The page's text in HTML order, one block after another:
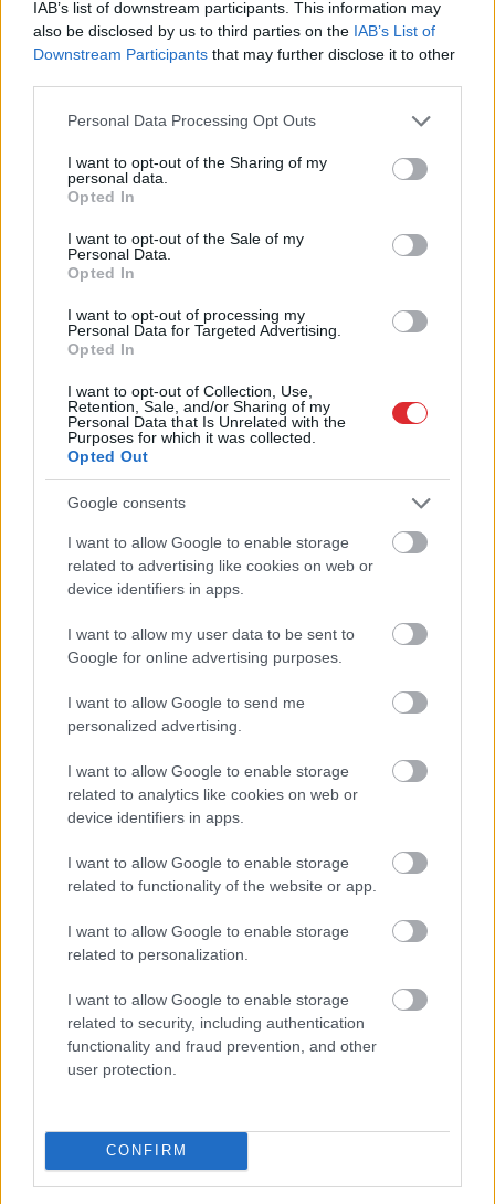
IAB’s list of downstream participants. This information may
also be disclosed by us to third parties on the IAB’s List of
Downstream Participants that may further disclose it to other
Please note that this website/app uses one or more Google
not limited to your visit or usage behaviour. You may click to
grant or deny consent to Google and its third-party tags to
use your data for below specified purposes in below Google
consent section.
Personal Data Processing Opt Outs
I want to opt-out of the Sharing of my
personal data.
Opted In
I want to opt-out of the Sale of my
Personal Data.
Opted In
I want to opt-out of processing my
Personal Data for Targeted Advertising.
Opted In
I want to opt-out of Collection, Use,
Retention, Sale, and/or Sharing of my
Personal Data that Is Unrelated with the
Purposes for which it was collected.
Opted Out
Google consents
I want to allow Google to enable storage
related to advertising like cookies on web or
device identifiers in apps.
I want to allow my user data to be sent to
Google for online advertising purposes.
I want to allow Google to send me
personalized advertising.
I want to allow Google to enable storage
related to analytics like cookies on web or
device identifiers in apps.
I want to allow Google to enable storage
related to functionality of the website or app.
I want to allow Google to enable storage
related to personalization.
I want to allow Google to enable storage
related to security, including authentication
functionality and fraud prevention, and other
user protection.
CONFIRM
“Esbalsošu par glauno
konservu porciju!” Ar
patiesi asprātīgu ēdienkarti
vasaras sezonas noslēgumā
sasmīdina “Ezītis miglā”
ArmandsPuče:
sarunāts “veikals”! Bet
vai jūs domājat, ka visi
Tu esi smagāks, kad
lejup? Fiziķis skaidro,
Latviešineslēpj
sabiedrisko transportu:
Lai tiktu no Jelgavas uz
vienkārši pazūd
Maskavas pretgaisa
aizsardzība izturējusi
“Nevaruiztēloties
četrgadnieku vienu
vīriešu ģērbtuvē…”
Atcelt Ziņot